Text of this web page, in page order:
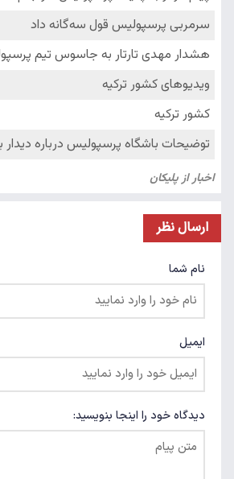
ارسال نظر
نام شما
ایمیل
دیدگاه خود را اینجا بنویسید: